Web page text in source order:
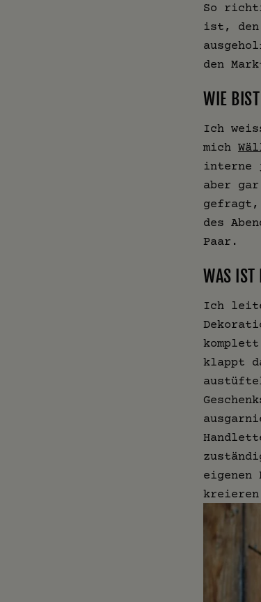
So
ist, den
den
WIE
Ich
mich
interne
aber
gefragt,
des
Paar.
WAS IST
Ich
klappt
eigenen
kreieren